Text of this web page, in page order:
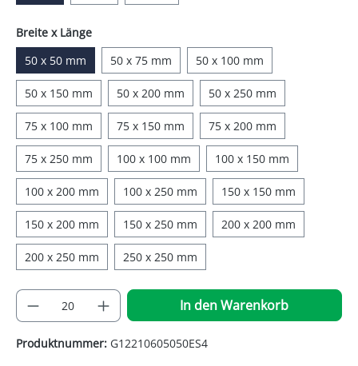
Breite x Längeauswählen
50 x 50 mm
50 x 75 mm 50 x 100 mm
50 x 150 mm 50 x 200 mm 50 x 250 mm
75 x 100 mm 75 x 150 mm 75 x 200 mm
75 x 250 mm 100 x 100 mm 100 x 150 mm
100 x 200 mm 100 x 250 mm 150 x 150 mm
150 x 200 mm 150 x 250 mm 200 x 200 mm
200 x 250 mm 250 x 250 mm
Produkt Anzahl: Gib den gewünschten
In den Warenkorb
Produktnummer: G12210605050ES4